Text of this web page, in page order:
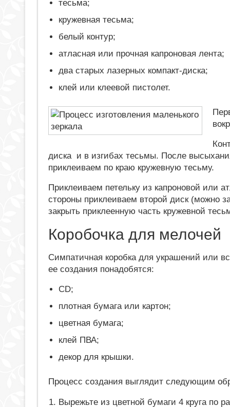
тесьма;
кружевная тесьма;
белый контур;
атласная или прочная капроновая лента;
два старых лазерных компакт-диска;
клей или клеевой пистолет.
диска и в изгибах тесьмы. После
приклеиваем по краю кружевную тесьму.
Приклеиваем петельку из капроновой или
стороны приклеиваем второй диск (можно
закрыть приклеенную часть кружевной
Коробочка для мелочей
Симпатичная коробка для украшений или
ее создания понадобятся:
CD;
плотная бумага или картон;
цветная бумага;
клей ПВА;
декор для крышки.
Процесс создания выглядит следующим
Вырежьте из цветной бумаги 4 круга по